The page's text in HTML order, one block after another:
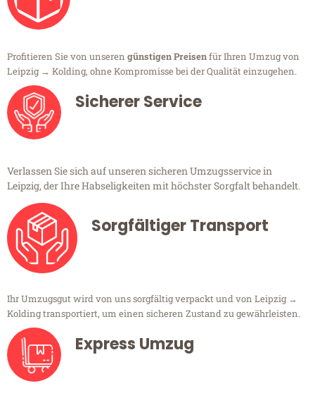
Profitieren Sie von unseren günstigen Preisenfür Ihren Umzug von
Leipzig → Kolding, ohne Kompromisse bei der Qualität einzugehen.
Sicherer Service
Verlassen Sie sich auf unseren sicheren Umzugsservice in
Leipzig, der Ihre Habseligkeiten mit höchster Sorgfalt behandelt.
Sorgfältiger Transport
Ihr Umzugsgut wird von uns sorgfältig verpackt und von Leipzig →
Kolding transportiert, um einen sicheren Zustand zu gewährleisten.
Express Umzug